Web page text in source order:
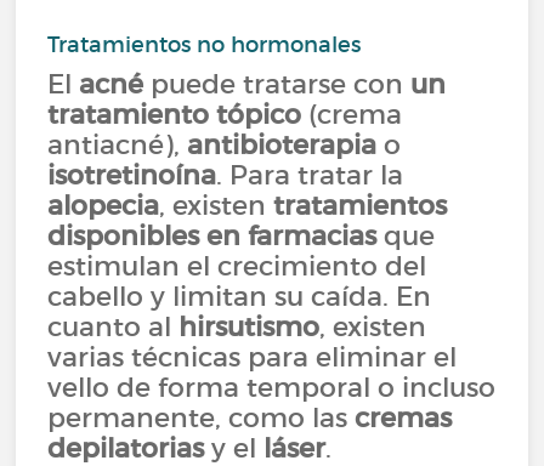
Tratamientos no hormonales
El acné puede tratarse con un
tratamiento tópico (crema
antiacné), antibioterapia o
isotretinoína. Para tratar la
alopecia, existentratamientos
disponibles en farmaciasque
estimulan el crecimiento del
cabello y limitan su caída. En
cuanto al hirsutismo, existen
varias técnicas para eliminar el
vello de forma temporal o incluso
permanente, como lascremas
depilatoriasy el láser.